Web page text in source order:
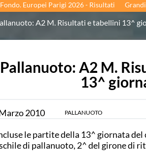
Fondo. Europei Parigi 2026 - Risultati
A2 M. Risultati e tabellini 13^
Pallanuoto: A2 M.
13^
2010 PALLANUOTO
le partite della 13^ giornata del
di pallanuoto, 2^ del girone di